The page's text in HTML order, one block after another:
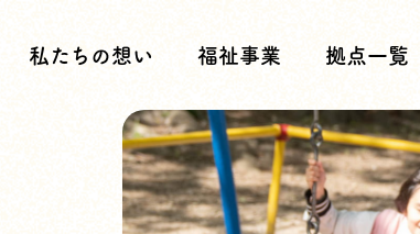
私たちの想い 福祉事業 拠点一覧